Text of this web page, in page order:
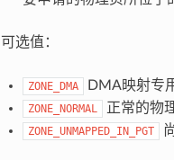
可选值：
ZONE_DMA DMA映射专
ZONE_NORMAL 正常的物
ZONE_UNMAPPED_IN_PGT